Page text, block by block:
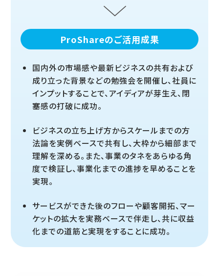
ProShareのご活用成果
国内外の市場感や最新ビジネスの共有および
成り立った背景などの勉強会を開催し、社員に
インプットすることで、アイディアが芽生え、閉
塞感の打破に成功。
ビジネスの立ち上げ方からスケールまでの方
法論を実例ベースで共有し、大枠から細部まで
理解を深める。また、事業のタネをあらゆる角
度で検証し、事業化までの進捗を早めることを
実現。
サービスができた後のフローや顧客開拓、マー
ケットの拡大を実務ベースで伴走し、共に収益
化までの道筋と実現をすることに成功。